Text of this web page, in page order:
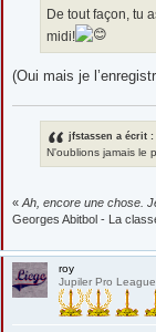
De tout façon, tu
midi!
(Oui mais je
jfstassen a écrit :
N'oublions jamais le
«Ah, encore une chose.
Georges Abitbol - La
roy
Jupiler Pro League